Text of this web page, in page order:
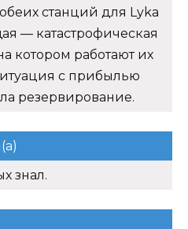
станций для Lyka
— катастрофическая
котором работают их
с прибылью
резервирование.
знал.